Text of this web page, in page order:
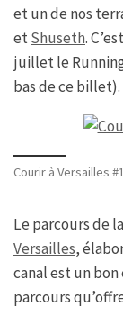
et un de nos
etShuseth.
juillet le
bas de ce billet).
Courir à Versailles
Le parcours de la
Versailles,
canal est un
parcours